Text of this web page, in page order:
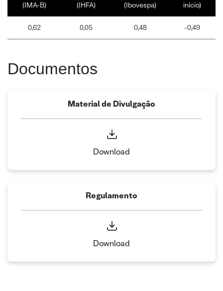
(IMA-B)
(IHFA)
(Ibovespa)
início)
0,62 0,05 0,48 -0,49
Documentos
Material de Divulgação
Download
Regulamento
Download